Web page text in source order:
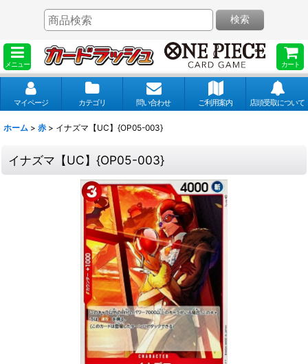
メニュー カート
検索
マイページ カテゴリ 問い合わせ ご利用案内 店頭受取について
ホーム > 赤 > イナズマ【UC】{OP05-003}
イナズマ【UC】{OP05-003}